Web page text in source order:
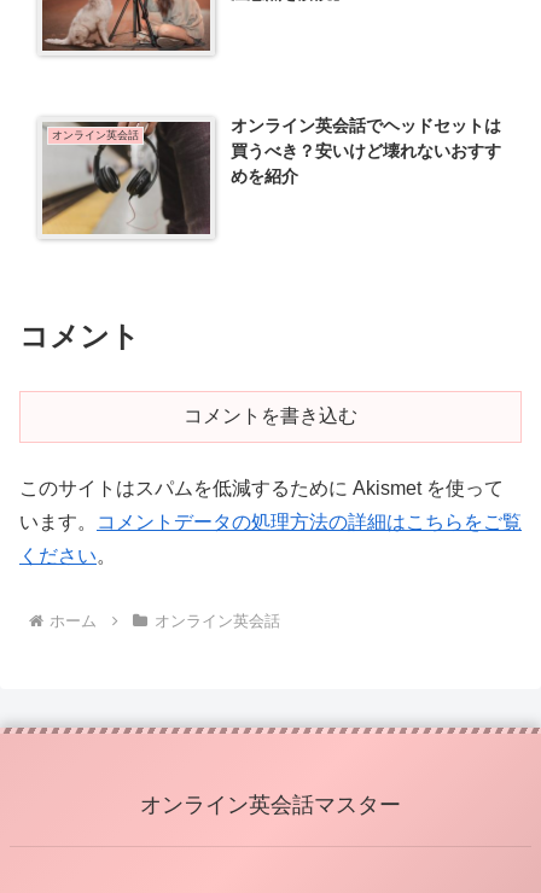
オンライン英会話
オンライン英会話でヘッドセットは
買うべき？安いけど壊れないおすす
めを紹介
コメント
コメントを書き込む
このサイトはスパムを低減するために Akismet を使って
います。
コメントデータの処理方法の詳細はこちらをご覧
ください。
ホーム オンライン英会話
オンライン英会話マスター